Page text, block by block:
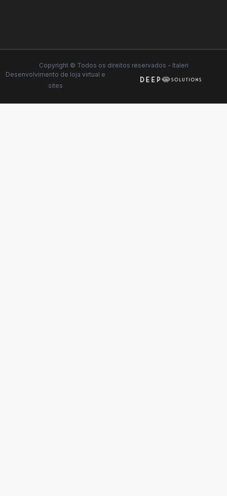
Copyright © Todos os direitos reservados - Italeri
Desenvolvimento de loja virtual e
sites